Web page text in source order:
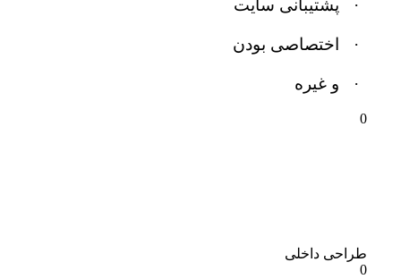
پشتیبانی سایت
اختصاصی بودن
و غیره
0
طراحی داخلی
0